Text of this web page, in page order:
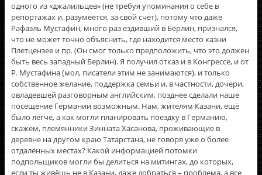
одного из «джалильцев» (не требуя упоминания о себе в
репортажах и, разумеется, за свой счёт), потому что даже
Рафаэль Мустафин, много раз ездивший в Берлин, признался,
что не может точно объяснить, где находится место казни
Плетцензее и пр. (Он смог только предположить, что это должен
быть весь западный Берлин). Я получил отказ и в Конгрессе, и от
Р. Мустафина (мол, писатели этим не занимаются), и только
собственное желание, поддержка семьи и, в частности, дочери,
овладевшей разговорным английским, позднее сделали наше
посещение Германии возможным. Нам, жителям Казани, ещё
было легче, а как могли планировать поездку в Германию,
скажем, племянники Зинната Хасанова, проживающие в
деревне на другом краю Татарстана, не говоря уже о более
отдалённых местах? Какой информацией потомки
подпольщиков могли бы делиться на митингах, до которых,
если ты живёшь не в Казани, даже добраться – проблема, а все